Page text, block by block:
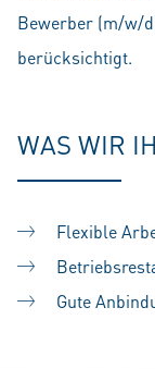
Bewerber (m/w/
berücksichtigt.
WAS WIR
Flexible
Gute